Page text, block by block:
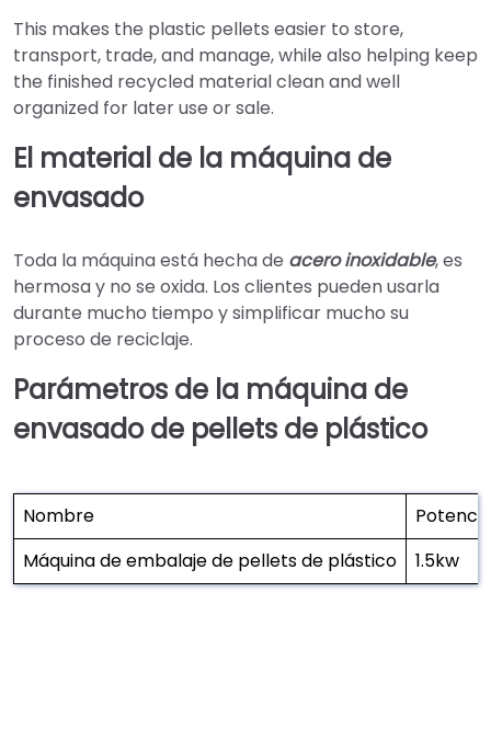
This makes the plastic pellets easier to store,
transport, trade, and manage, while also helping keep
the finished recycled material clean and well
organized for later use or sale.
El material de la máquina de
envasado
Toda la máquina está hecha de acero inoxidable, es
hermosa y no se oxida. Los clientes pueden usarla
durante mucho tiempo y simplificar mucho su
proceso de reciclaje.
Parámetros de la máquina de
envasado de pellets de plástico
Nombre
Potencia
Máquina de embalaje de pellets de plástico
1.5kw